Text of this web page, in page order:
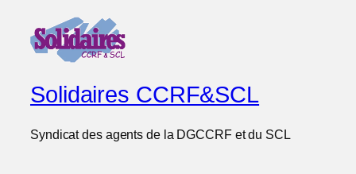
Solidaires CCRF&SCL
Syndicat des agents de la DGCCRF et du SCL